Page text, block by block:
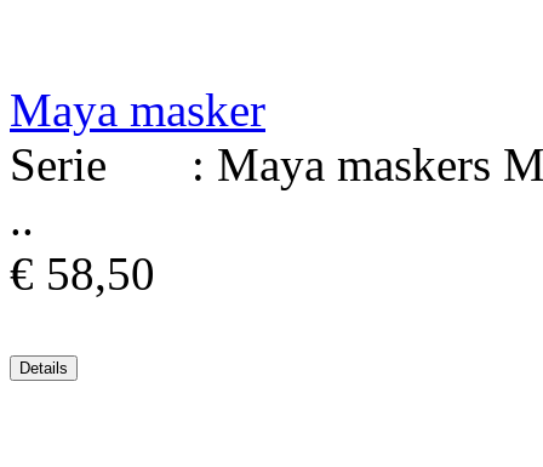
Maya masker
Serie : Maya maskers
..
€ 58,50